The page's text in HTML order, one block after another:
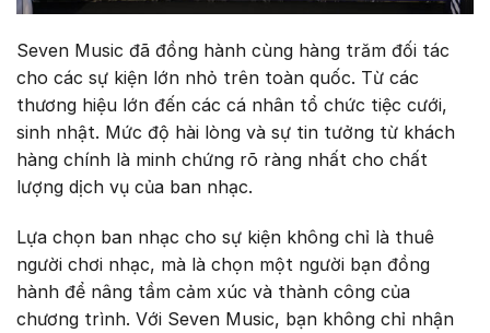
Seven Music đã đồng hành cùng hàng trăm đối tác
cho các sự kiện lớn nhỏ trên toàn quốc. Từ các
thương hiệu lớn đến các cá nhân tổ chức tiệc cưới,
sinh nhật. Mức độ hài lòng và sự tin tưởng từ khách
hàng chính là minh chứng rõ ràng nhất cho chất
lượng dịch vụ của ban nhạc.
Lựa chọn ban nhạc cho sự kiện không chỉ là thuê
người chơi nhạc, mà là chọn một người bạn đồng
hành để nâng tầm cảm xúc và thành công của
chương trình. Với Seven Music, bạn không chỉ nhận